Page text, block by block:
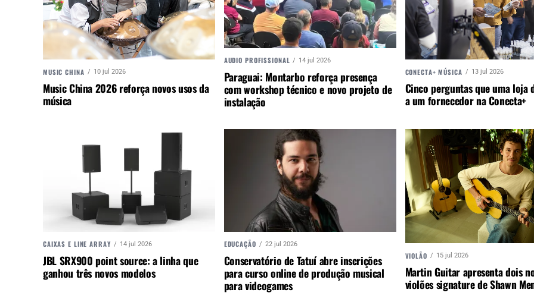
MUSIC CHINA 10 jul 2026
Music China 2026 reforça novos usos da
música
AUDIO PROFISSIONAL 14 jul 2026
Paraguai: Montarbo reforça presença
com workshop técnico e novo projeto de
instalação
CONECTA+ MÚSICA 13 jul 2026
Cinco perguntas que uma loja
a um fornecedor na Conecta+
CAIXAS E LINE ARRAY 14 jul 2026
JBL SRX900 point source: a linha que
ganhou três novos modelos
EDUCAÇÃO 22 jul 2026
Conservatório de Tatuí abre inscrições
para curso online de produção musical
para videogames
VIOLÃO 15 jul 2026
Martin Guitar apresenta dois
violões signature de Shawn